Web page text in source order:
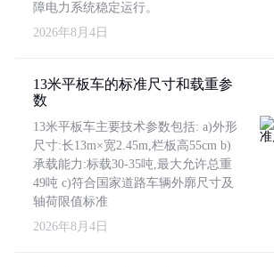
障电力系统稳定运行。
2026年8月4日
13米平板车的标准尺寸和载重参
数
13米平板车主要技术参数包括: a)外形
尺寸:长13m×宽2.45m,栏板高55cm b)
承载能力:标载30-35吨,最大允许总重
49吨 c)符合国家道路车辆外廓尺寸及
轴荷限值标准
2026年8月4日